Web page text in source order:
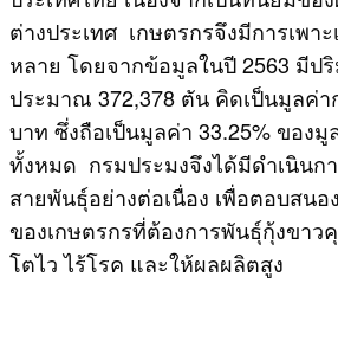
ต่างประเทศ เกษตรกรจึงมีการเพา
หลาย โดยจากข้อมูลในปี 2563 มีป
ประมาณ 372,378 ตัน คิดเป็นมูลค่า
บาท ซึ่งถือเป็นมูลค่า 33.25% ของ
ทั้งหมด กรมประมงจึงได้มีดำเนินก
สายพันธุ์อย่างต่อเนื่อง เพื่อตอบสนอ
ของเกษตรกรที่ต้องการพันธุ์กุ้งขาว
โตไว ไร้โรค และให้ผลผลิตสูง